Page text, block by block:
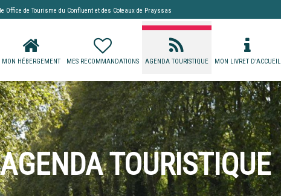
Office de Tourisme du Confluent et des Coteaux de Prayssas
MON HÉBERGEMENT MES RECOMMANDATIONS AGENDA TOURISTIQUE MON LIVRET D'ACCUEIL
AGENDA TOURISTIQUE